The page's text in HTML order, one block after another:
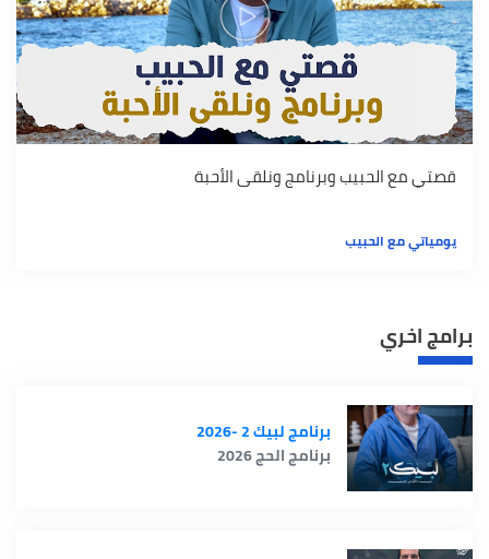
قصتي مع الحبيب وبرنامج ونلقى الأحبة
يومياتي مع الحبيب
برامج اخري
برنامج لبيك 2 -2026
برنامج الحج 2026